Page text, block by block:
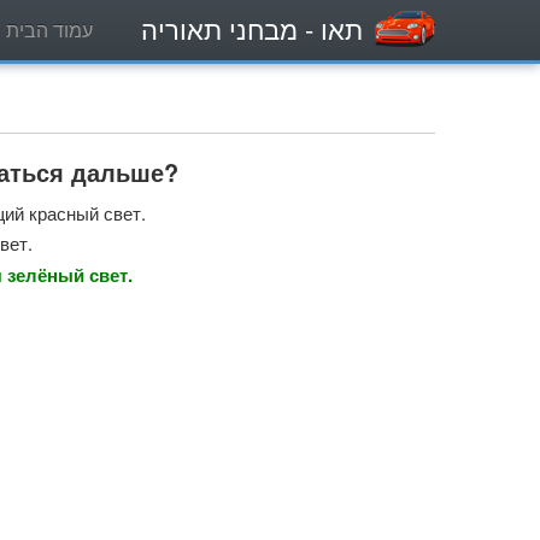
תאו - מבחני תאוריה עמוד הבית
дальше?
красный свет.
зелёный свет.